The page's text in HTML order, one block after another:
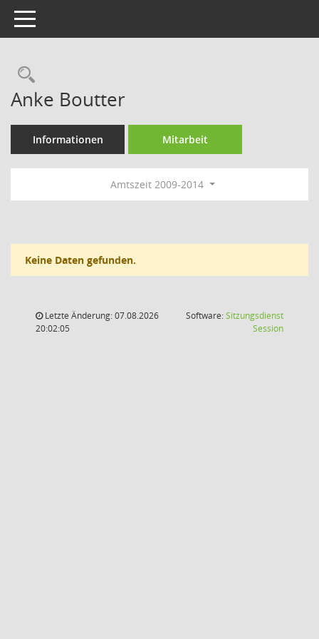
Toggle navigation
Rechercheauswahl
Anke Boutter
Informationen Mitarbeit
Amtszeit 2009-2014
Keine Daten gefunden.
Letzte Änderung: 07.08.2026
20:02:05
Software:Sitzungsdienst
Session(Wird in